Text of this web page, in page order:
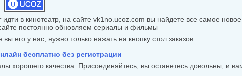
в кинотеатр, на сайте vk1no.ucoz.com вы найдете все самое
постоянно обновляем сериалы и фильмы
его у нас, нужно только нажать на кнопку стол заказов
бесплатно без регистрации
качества. Присоединяйтесь, вы останетесь довольны, и